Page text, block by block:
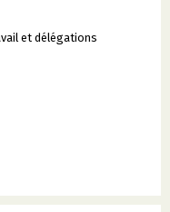
et délégations